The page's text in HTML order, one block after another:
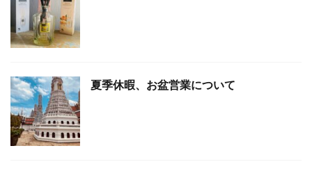
夏季休暇、お盆営業について